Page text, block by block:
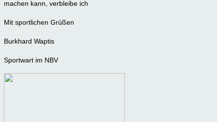
machen kann, verbleibe ich
Mit sportlichen Grüßen
Burkhard Waptis
Sportwart im NBV